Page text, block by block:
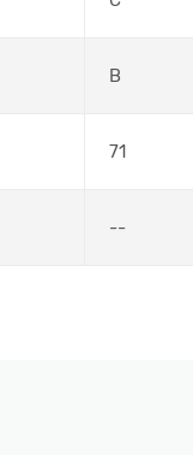
B
71
--